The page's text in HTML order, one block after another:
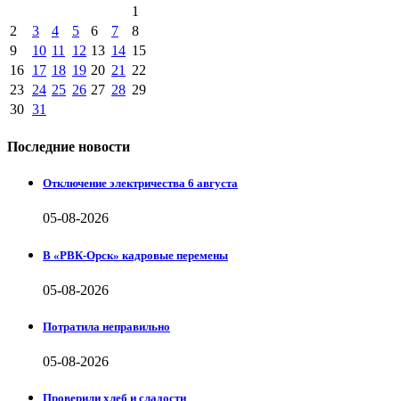
1
2
3 4 5 6 7
8
9
10 11 12 13 14 15
16 17 18 19 20 21
22
23 24 25 26 27 28 29
30 31
Последние новости
Отключение электричества 6 августа
05-08-2026
В «РВК-Орск» кадровые перемены
05-08-2026
Потратила неправильно
05-08-2026
Проверили хлеб и сладости